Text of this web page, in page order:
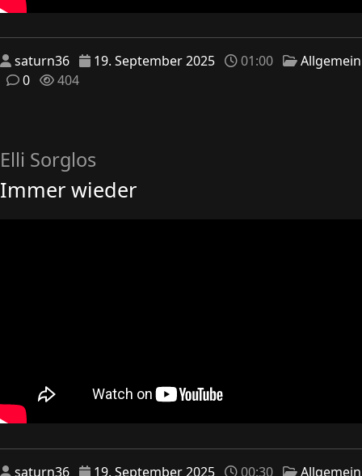
saturn36 19. September 2025 01:00
Allgemein
0
404
Elli Sorglos
Immer wieder
saturn36 19. September 2025 00:30 Allgemein